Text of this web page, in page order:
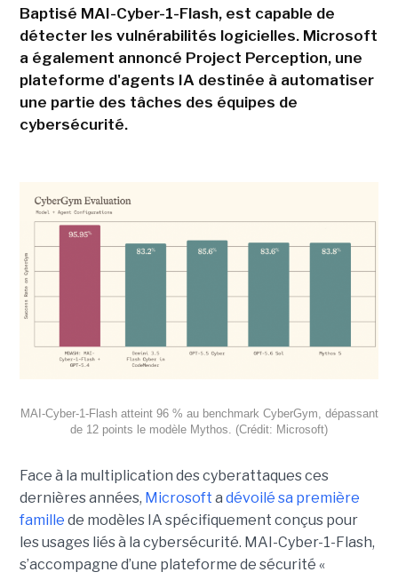
Baptisé MAI-Cyber-1-Flash, est capable de
détecter les vulnérabilités logicielles. Microsoft
a également annoncé Project Perception, une
plateforme d'agents IA destinée à automatiser
une partie des tâches des équipes de
cybersécurité.
MAI-Cyber-1-Flash atteint 96 % au benchmark CyberGym, dépassant
de 12 points le modèle Mythos. (Crédit: Microsoft)
Face à la multiplication des cyberattaques ces
dernières années, Microsoft a dévoilé sa première
famille de modèles IA spécifiquement conçus pour
les usages liés à la cybersécurité. MAI-Cyber-1-Flash,
s’accompagne d’une plateforme de sécurité «